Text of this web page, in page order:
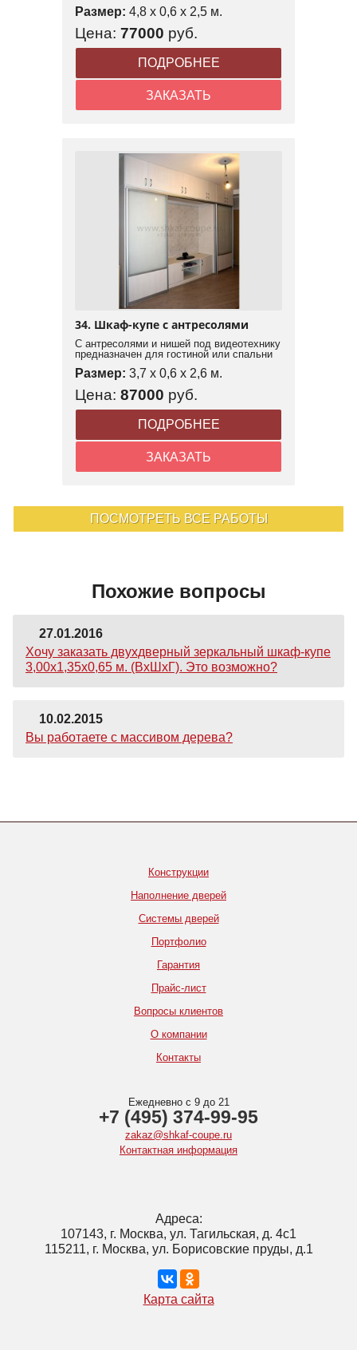
Размер: 4,8 x 0,6 x 2,5 м.
Цена: 77000 руб.
ПОДРОБНЕЕ
ЗАКАЗАТЬ
34. Шкаф-купе с антресолями
С антресолями и нишей под видеотехнику
предназначен для гостиной или спальни
Размер: 3,7 x 0,6 x 2,6 м.
Цена: 87000 руб.
ПОДРОБНЕЕ
ЗАКАЗАТЬ
ПОСМОТРЕТЬ ВСЕ РАБОТЫ
Похожие вопросы
27.01.2016
Хочу заказать двухдверный зеркальный шкаф-купе
3,00х1,35х0,65 м. (ВхШхГ). Это возможно?
10.02.2015
Вы работаете с массивом дерева?
Конструкции
Наполнение дверей
Системы дверей
Портфолио
Гарантия
Прайс-лист
Вопросы клиентов
О компании
Контакты
Ежедневно с 9 до 21
+7 (495) 374-99-95
zakaz@shkaf-coupe.ru
Контактная информация
Адреса:
107143, г. Москва, ул. Тагильская, д. 4с1
115211, г. Москва, ул. Борисовские пруды, д.1
Карта сайта